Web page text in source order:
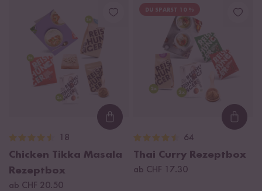
Loading...
18
Chicken Tikka Masala
Rezeptbox
ab CHF 20.50
DU SPARST 10 %
64
Thai Curry Rezeptbox
ab CHF 17.30